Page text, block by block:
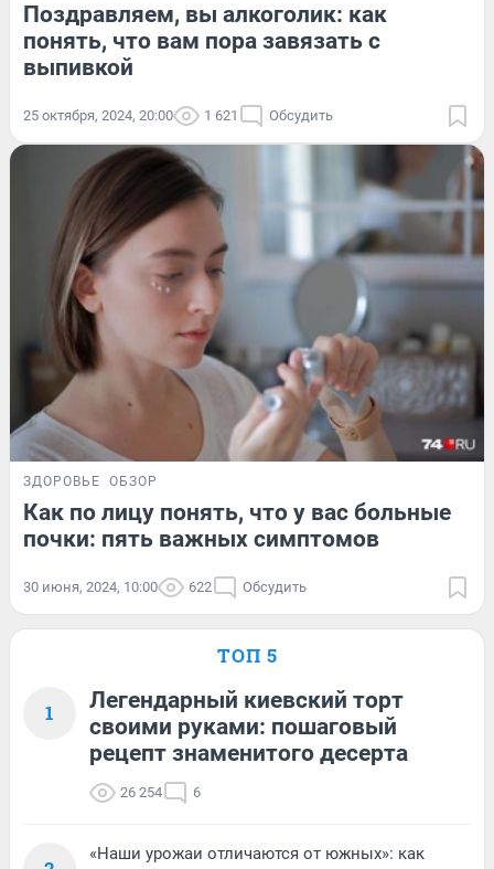
Поздравляем, вы алкоголик: как
понять, что вам пора завязать с
выпивкой
25 октября, 2024, 20:00 1 621 Обсудить
ЗДОРОВЬЕ ОБЗОР
Как по лицу понять, что у вас больные
почки: пять важных симптомов
30 июня, 2024, 10:00 622 Обсудить
ТОП 5
1
Легендарный киевский торт
своими руками: пошаговый
рецепт знаменитого десерта
26 254 6
«Наши урожаи отличаются от южных»: как